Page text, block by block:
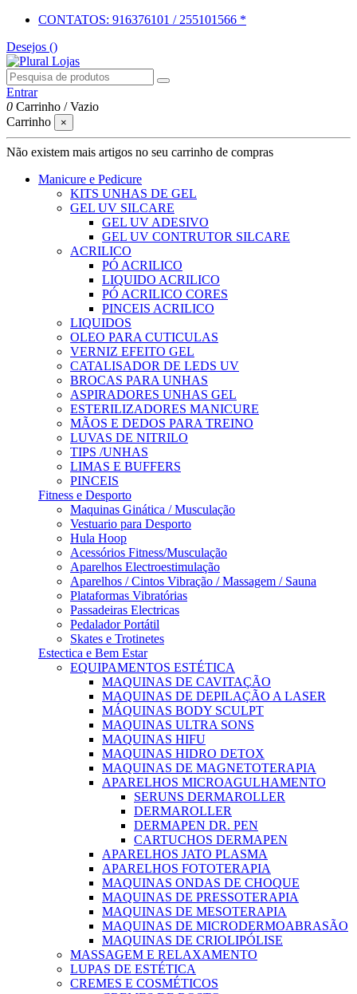
CONTATOS: 916376101 / 255101566 *
Desejos ()
Entrar
0 Carrinho /Vazio
Carrinho
×
Não existem mais artigos no seu carrinho de compras
Manicure e Pedicure
KITS UNHAS DE GEL
GEL UV SILCARE
GEL UV ADESIVO
GEL UV CONTRUTOR SILCARE
ACRILICO
PÓ ACRILICO
LIQUIDO ACRILICO
PÓ ACRILICO CORES
PINCEIS ACRILICO
LIQUIDOS
OLEO PARA CUTICULAS
VERNIZ EFEITO GEL
CATALISADOR DE LEDS UV
BROCAS PARA UNHAS
ASPIRADORES UNHAS GEL
ESTERILIZADORES MANICURE
MÃOS E DEDOS PARA TREINO
LUVAS DE NITRILO
TIPS /UNHAS
LIMAS E BUFFERS
PINCEIS
Fitness e Desporto
Maquinas Ginática / Musculação
Vestuario para Desporto
Hula Hoop
Acessórios Fitness/Musculação
Aparelhos Electroestimulação
Aparelhos / Cintos Vibração / Massagem / Sauna
Plataformas Vibratórias
Passadeiras Electricas
Pedalador Portátil
Skates e Trotinetes
Estectica e Bem Estar
EQUIPAMENTOS ESTÉTICA
MAQUINAS DE CAVITAÇÃO
MAQUINAS DE DEPILAÇÃO A LASER
MÁQUINAS BODY SCULPT
MAQUINAS ULTRA SONS
MAQUINAS HIFU
MAQUINAS HIDRO DETOX
MAQUINAS DE MAGNETOTERAPIA
APARELHOS MICROAGULHAMENTO
SERUNS DERMAROLLER
DERMAROLLER
DERMAPEN DR. PEN
CARTUCHOS DERMAPEN
APARELHOS JATO PLASMA
APARELHOS FOTOTERAPIA
MAQUINAS ONDAS DE CHOQUE
MAQUINAS DE PRESSOTERAPIA
MAQUINAS DE MESOTERAPIA
MAQUINAS DE MICRODERMOABRASÃO
MAQUINAS DE CRIOLIPÓLISE
MASSAGEM E RELAXAMENTO
LUPAS DE ESTÉTICA
CREMES E COSMÉTICOS